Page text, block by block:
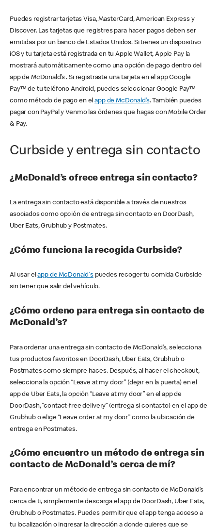
Puedes registrar tarjetas Visa, MasterCard, American Express y
Discover. Las tarjetas que registres para hacer pagos deben ser
emitidas por un banco de Estados Unidos. Si tienes un dispositivo
iOS y tu tarjeta está registrada en tu Apple Wallet, Apple Pay la
mostrará automáticamente como una opción de pago dentro del
app de McDonald’s . Si registraste una tarjeta en el app Google
Pay™ de tu teléfono Android, puedes seleccionar Google Pay™
como método de pago en elapp de McDonald’s. También puedes
pagar con PayPal y Venmo las órdenes que hagas con Mobile Order
& Pay.
Curbside y entrega sin contacto
¿McDonald’s ofrece entrega sin contacto?
La entrega sin contacto está disponible a través de nuestros
asociados como opción de entrega sin contacto en DoorDash,
Uber Eats, Grubhub y Postmates.
¿Cómo funciona la recogida Curbside?
Al usar elapp de McDonald'spuedes recoger tu comida Curbside
sin tener que salir del vehículo.
¿Cómo ordeno para entrega sin contacto de
McDonald’s?
Para ordenar una entrega sin contacto de McDonald’s, selecciona
tus productos favoritos en DoorDash, Uber Eats, Grubhub o
Postmates como siempre haces. Después, al hacer el checkout,
selecciona la opción “Leave at my door” (dejar en la puerta) en el
app de Uber Eats, la opción “Leave at my door” en el app de
DoorDash, “contact-free delivery” (entrega si contacto) en el app de
Grubhub o elige “Leave order at my door” como la ubicación de
entrega en Postmates.
¿Cómo encuentro un método de entrega sin
contacto de McDonald’s cerca de mí?
Para encontrar un método de entrega sin contacto de McDonald’s
cerca de ti, simplemente descarga el app de DoorDash, Uber Eats,
Grubhub o Postmates. Puedes permitir que el app tenga acceso a
tu localización o ingresar la dirección a donde quieres que se